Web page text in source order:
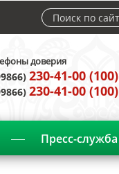
доверия
230-41-00 (100)
230-41-00 (100)
Пресс-служба